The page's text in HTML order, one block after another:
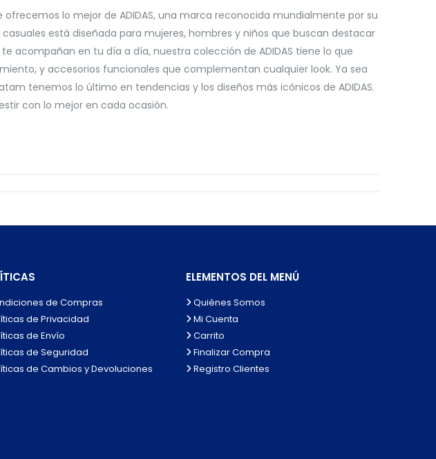
lo mejor de ADIDAS, una marca reconocida mundialmente por su
está diseñada para mujeres, hombres y niños que buscan destacar
acompañan en tu día a día, nuestra colección de ADIDAS tiene lo que
y accesorios funcionales que complementan cualquier look. Ya sea
tenemos lo último en tendencias y los diseños más icónicos de ADIDAS.
con lo mejor en cada ocasión.
de Compras
de Privacidad
de Envío
de Seguridad
de Cambios y Devoluciones
ELEMENTOS DEL MENÚ
Quiénes Somos
Mi Cuenta
Carrito
Finalizar Compra
Registro Clientes